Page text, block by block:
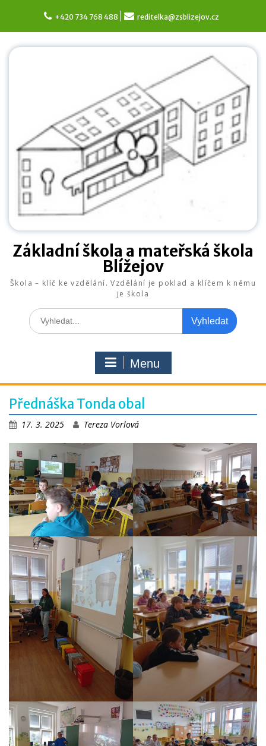
content
+420 734 768 488 reditelka@zsblizejov.cz
Základní škola a mateřská škola
Blížejov
Škola – klíč ke vzdělání. Vzdělání je poklad a klíčem k němu
je škola
Search
for:
Menu
Přednáška Tonda obal
17. 3. 2025 Tereza Vorlová